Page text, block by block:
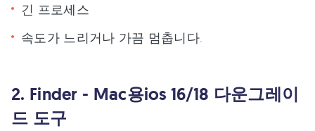
긴 프로세스
속도가 느리거나 가끔 멈춥니다.
2. Finder - Mac용ios 16/18 다운그레이
드 도구